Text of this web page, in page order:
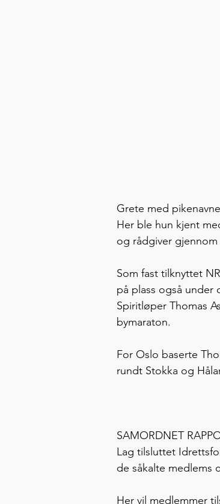
Grete med
Her ble hun kjent
og rådgiver
Som fast tilknyttet
på plass også under
Spiritløper Thomas
bymaraton.
For Oslo baserte
rundt Stokka og
SAMORDNET
Lag tilsluttet
de såkalte medlems
Her vil medlemmer